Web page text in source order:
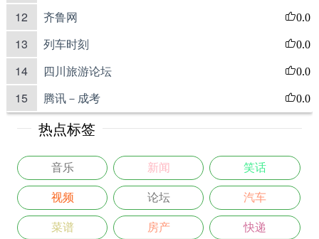
12 齐鲁网 0.0
13 列车时刻 0.0
14 四川旅游论坛 0.0
15 腾讯－成考 0.0
热点标签
音乐 新闻 笑话
视频 论坛 汽车
菜谱 房产 快递